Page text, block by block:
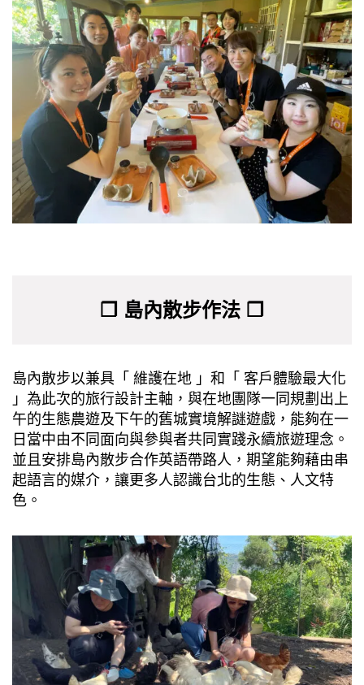
❐ 島內散步作法 ❐
島內散步以兼具「 維護在地 」和「 客戶體驗最大化
」為此次的旅行設計主軸，與在地團隊一同規劃出上
午的生態農遊及下午的舊城實境解謎遊戲，能夠在一
日當中由不同面向與參與者共同實踐永續旅遊理念。
並且安排島內散步合作英語帶路人，期望能夠藉由串
起語言的媒介，讓更多人認識台北的生態、人文特
色。